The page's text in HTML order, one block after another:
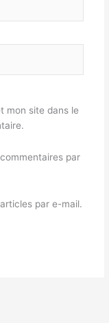
mon site dans le
par
par e-mail.